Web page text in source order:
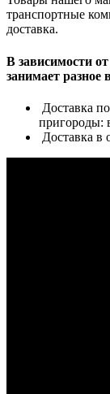
транспортные
доставка.
В зависимости
занимает разное
Доставка
пригороды:
Доставка в